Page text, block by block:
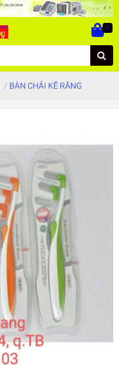
0
/ BÀN CHẢI KẼ RĂNG